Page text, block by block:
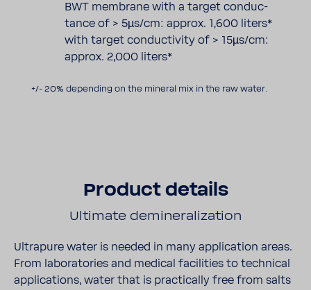
BWT memb­rane with a target conduc­
tance of > 5µs/cm: approx. 1,600 liters*
with target conduc­tivity of > 15µs/cm:
approx. 2,000 liters*
+/- 20% depending on the mineral mix in the raw water.
Product details
Ulti­mate demi­ne­ra­li­za­tion
Ultra­pure water is needed in many appli­ca­tion areas.
From labo­ra­to­ries and medical facil­i­ties to tech­nical
appli­ca­tions, water that is prac­ti­cally free from salts